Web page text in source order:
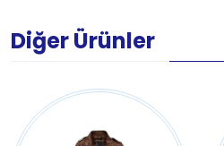
Diğer Ürünler